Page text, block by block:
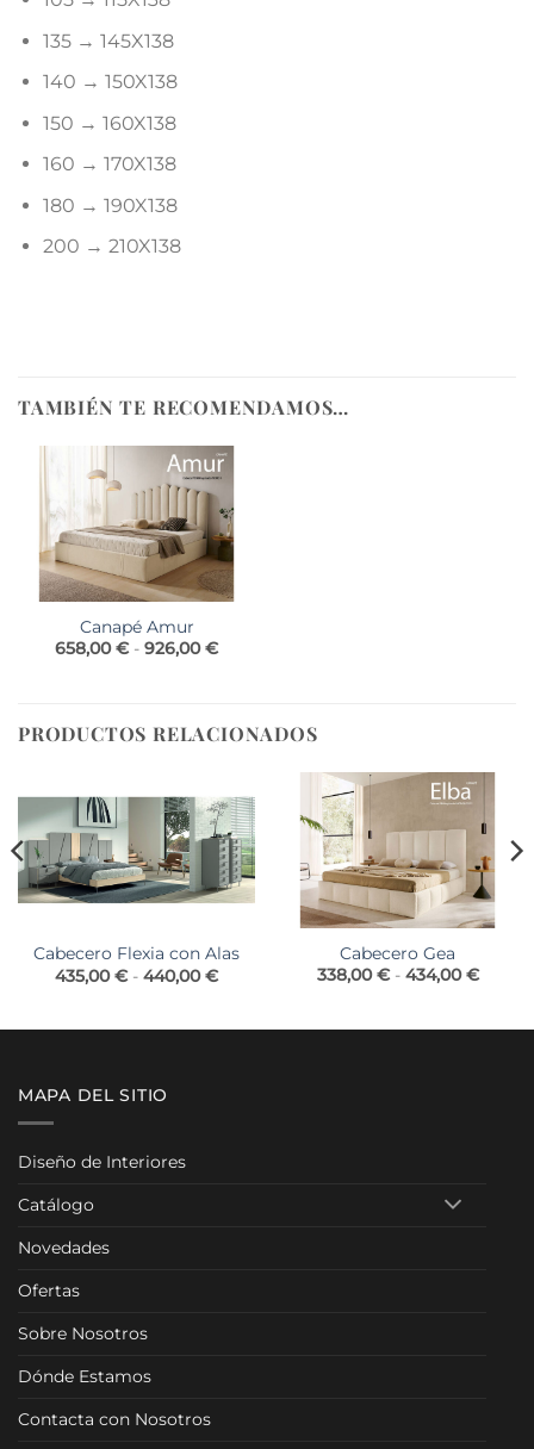
135 → 145X138
140 → 150X138
150 → 160X138
160 → 170X138
180 → 190X138
200 → 210X138
TAMBIÉN TE RECOMENDAMOS…
Canapé Amur
658,00€ - 926,00€Rango
hasta
926,00 €
PRODUCTOS RELACIONADOS
Cabecero Flexia con Alas
435,00€ - 440,00€Rango
435,00 €
Cabecero Gea
338,00€ - 434,00€Rango
€
MAPA DEL SITIO
Diseño de Interiores
Catálogo
Novedades
Ofertas
Sobre Nosotros
Dónde Estamos
Contacta con Nosotros